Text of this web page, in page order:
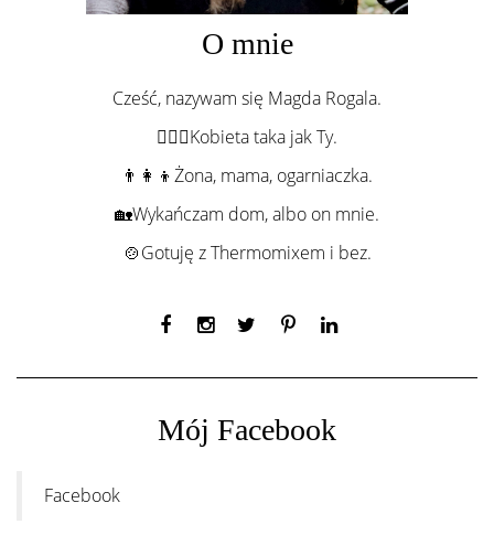
O mnie
Cześć, nazywam się Magda Rogala.
💁🏻‍♀️Kobieta taka jak Ty.
👨‍👩‍👦Żona, mama, ogarniaczka.
🏡Wykańczam dom, albo on mnie.
🍲Gotuję z Thermomixem i bez.
Mój Facebook
Facebook